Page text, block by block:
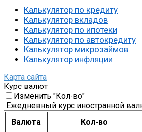
Калькулятор по кредиту
Калькулятор вкладов
Калькулятор по ипотеки
Калькулятор по автокредиту
Калькулятор микрозаймов
Калькулятор инфляции
Карта сайта
Курс валют
Изменить "Кол-во"
Ежедневный курс иностранной
Валюта
Кол-во